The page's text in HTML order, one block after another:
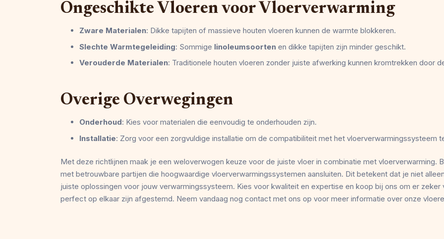
Ongeschikte Vloeren voor Vloerverwarming
Zware Materialen: Dikke tapijten of massieve houten vloeren kunnen de warmte blokkeren.
Slechte Warmtegeleiding: Sommige linoleumsoortenen dikke tapijten zijn minder geschikt.
Verouderde Materialen: Traditionele houten vloeren zonder juiste afwerking kunnen kromtrekken door
Overige Overwegingen
Onderhoud: Kies voor materialen die eenvoudig te onderhouden zijn.
Installatie: Zorg voor een zorgvuldige installatie om de compatibiliteit met het vloerverwarmingssysteem
Met deze richtlijnen maak je een weloverwogen keuze voor de juiste vloer in combinatie met vloerverwarming.
met betrouwbare partijen die hoogwaardige vloerverwarmingssystemen aansluiten. Dit betekent dat je niet
juiste oplossingen voor jouw verwarmingssysteem. Kies voor kwaliteit en expertise en koop bij ons om er
perfect op elkaar zijn afgestemd. Neem vandaag nog contact met ons op voor meer informatie over onze